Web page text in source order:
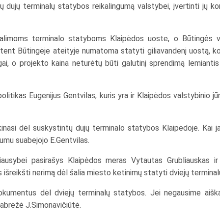
dujų terminalų statybos reikalingumą valstybei, įvertinti jų
terminalo statyboms Klaipėdos uoste, o Būtingės
Būtingėje ateityje numatoma statyti giliavandenį uostą,
o projekto kaina neturėtų būti galutinį sprendimą
Eugenijus Gentvilas, kuris yra ir Klaipėdos valstybinio
dėl suskystintų dujų terminalo statybos Klaipėdoje. Kai
suabejojo E.Gentvilas.
pasirašys Klaipėdos meras Vytautas Grubliauskas
nerimą dėl šalia miesto ketinimų statyti dviejų
dėl dviejų terminalų statybos. Jei negausime
J.Simonavičiūtė.